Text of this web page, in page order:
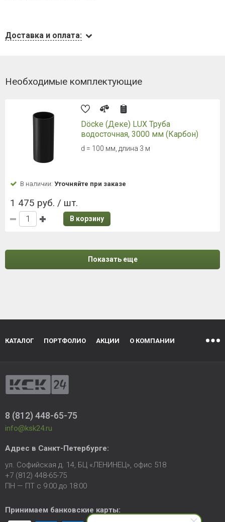
Доставка и оплата:
Необходимые комплектующие
Döcke (Деке) LUX Труба
водосточная, 3000 мм (Карбон)
d = 100 мм, длина 3 м
В наличии: Уточняйте при заказе
1 475 руб. / шт.
В корзину
Показать еще
КАТАЛОГ ПОРТФОЛИО АКЦИИ О КОМПАНИИ
8 (812) 448-65-75
info@ksk24.ru
Адрес в Санкт-Петербурге:
ул. Софийская д. 14, БЦ «ЛЕНИНЕЦ», офис 518
+7 (812) 448-65-75
ПН — ПТ с 9:00 до 18:00
Принимаем банковские карты: